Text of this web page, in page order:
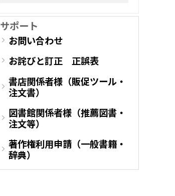
サポート
お問い合わせ
お詫びと訂正 正誤表
書店関係者様（販促ツール・
注文書）
図書館関係者様（推薦図書・
注文等）
著作権利用申請（一般書籍・
辞典）